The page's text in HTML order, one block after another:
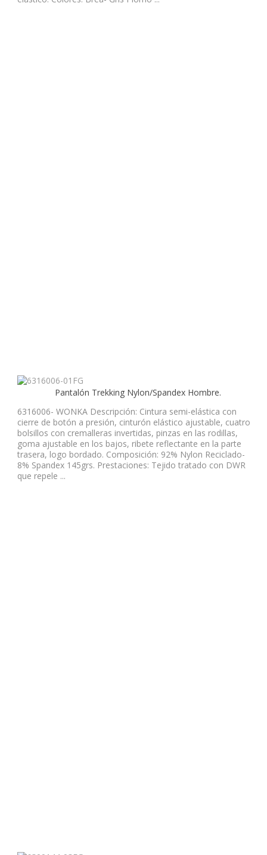
Pantalón Trekking Nylon/Spandex Hombre.
6316006- WONKA Descripción: Cintura semi-elástica con
cierre de botón a presión, cinturón elástico ajustable, cuatro
bolsillos con cremalleras invertidas, pinzas en las rodillas,
goma ajustable en los bajos, ribete reflectante en la parte
trasera, logo bordado. Composición: 92% Nylon Reciclado-
8% Spandex 145grs. Prestaciones: Tejido tratado con DWR
que repele ...